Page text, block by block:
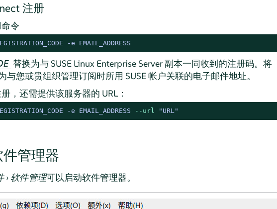
注册
令
-e EMAIL_ADDRESS
替换为与 SUSE Linux Enterprise Server副本一同收到的注册码。将
与您或贵组织管理订阅时所用 SUSE 帐户关联的电子邮件地址。
，还需提供该服务器的 URL：
-e EMAIL_ADDRESS --url "URL"
件管理器
› 软件管理可以启动软件管理器。